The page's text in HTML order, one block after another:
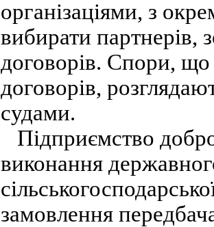
організаціями, з
вибирати партнерів,
договорів. Спори,
договорів,
судами.
Підприємство
виконання
замовлення